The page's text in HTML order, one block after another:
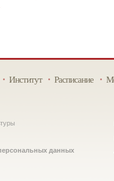
Институт Расписание
данных